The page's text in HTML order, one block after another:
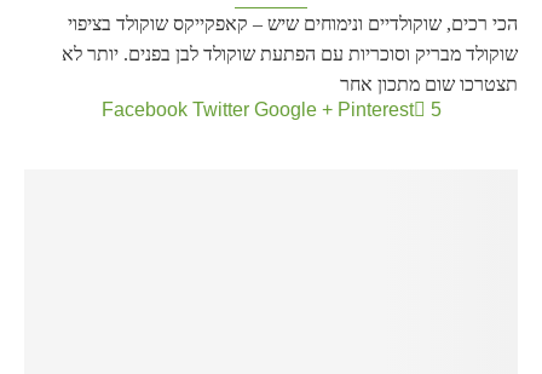
הכי רכים, שוקולדיים ונימוחים שיש – קאפקייקס שוקולד בציפוי
שוקולד מבריק וסוכריות עם הפתעת שוקולד לבן בפנים. יותר לא
תצטרכו שום מתכון אחר
5
Facebook Twitter Google + Pinterest